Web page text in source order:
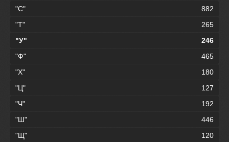
"С"
882
"Т"
265
"У"
246
"Ф"
465
"Х"
180
"Ц"
127
"Ч"
192
"Ш"
446
"Щ"
120